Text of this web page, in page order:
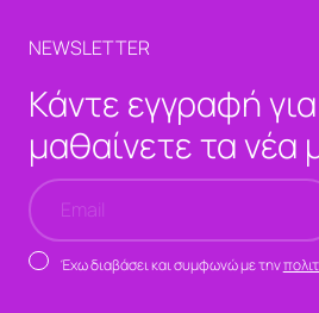
NEWSLETTER
Κάντε εγγραφή
μαθαίνετε τα νέα
Έχω διαβάσει και συμφωνώ με την